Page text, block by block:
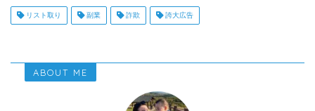
リスト取り 副業 詐欺 誇大広告
ABOUT ME